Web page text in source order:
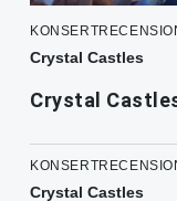
Crystal Castles
Crystal
Crystal Castles